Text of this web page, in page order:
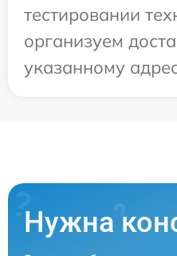
тестировании
организуем
указанному
Нужна